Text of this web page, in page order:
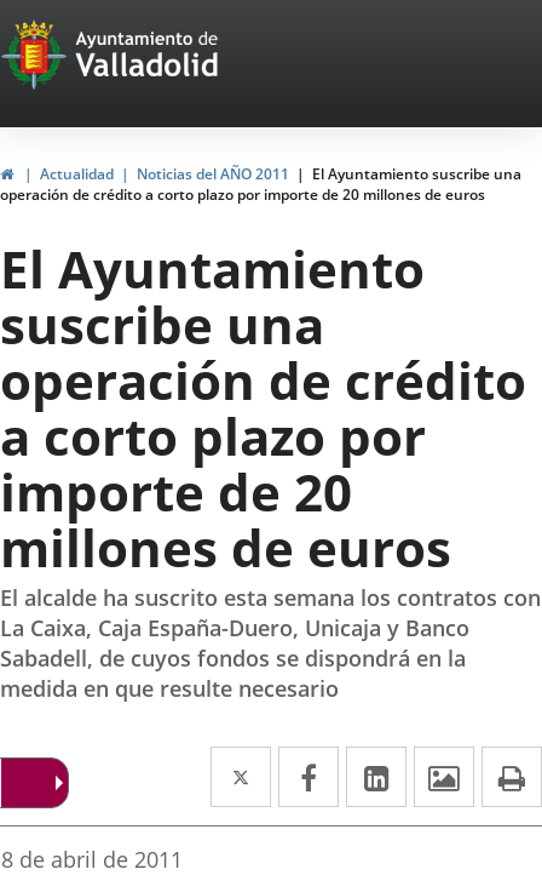
Portal
Web
del
Ayuntamiento
de
Valladolid
HomeActualidad Noticias del AÑO 2011
El Ayuntamiento suscribe una
operación de crédito a corto plazo por importe de 20 millones de euros
El Ayuntamiento
suscribe una
operación de crédito
a corto plazo por
importe de 20
millones de euros
El alcalde ha suscrito esta semana los contratos con
La Caixa, Caja España-Duero, Unicaja y Banco
Sabadell, de cuyos fondos se dispondrá en la
medida en que resulte necesario
Twitter
Enlace
a
Facebook
Enlace
a
Linkedin
Enlace
a
Fecha
8 de abril de 2011